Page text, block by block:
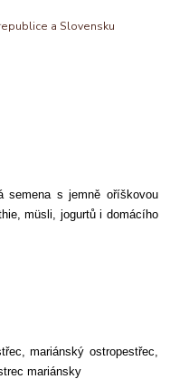
a Slovensku
semena s jemně oříškovou
müsli, jogurtů i domácího
mariánský ostropestřec,
mariánsky